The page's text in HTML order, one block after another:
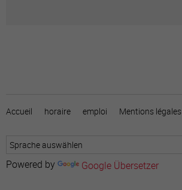
Accueil horaire emploi Mentions légales
Powered by Google Übersetzer